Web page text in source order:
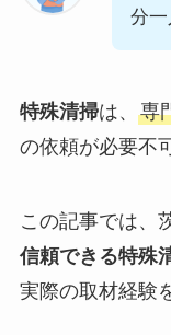
分
特殊清掃は、 専
の依頼が必要不
この記事では、
信頼できる特殊
実際の取材経験